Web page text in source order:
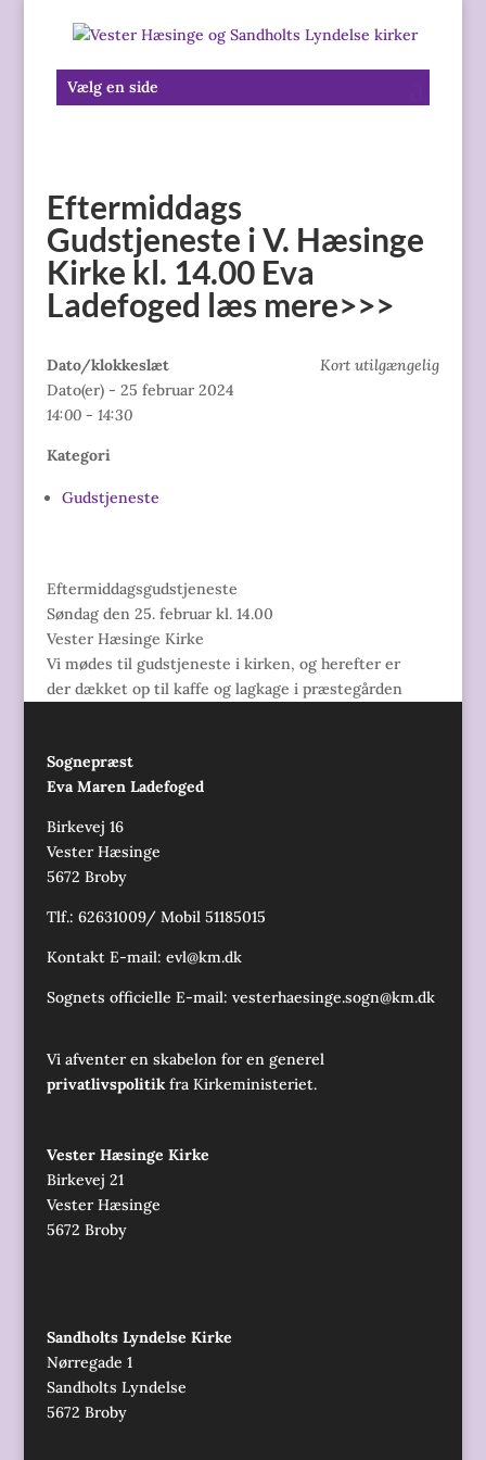
Vælg en side
Eftermiddags
Gudstjeneste i V. Hæsinge
Kirke kl. 14.00 Eva
Ladefoged læs mere>>>
Kort utilgængelig
Dato/klokkeslæt
Dato(er) - 25 februar 2024
14:00 - 14:30
Kategori
Gudstjeneste
Eftermiddagsgudstjeneste
Søndag den 25. februar kl. 14.00
Vester Hæsinge Kirke
Vi mødes til gudstjeneste i kirken, og herefter er
der dækket op til kaffe og lagkage i præstegården
Sognepræst
Eva Maren Ladefoged
Birkevej 16
Vester Hæsinge
5672 Broby
Tlf.: 62631009/ Mobil 51185015
Kontakt E-mail: evl@km.dk
Sognets officielle E-mail: vesterhaesinge.sogn@km.dk
Vi afventer en skabelon for en generel
privatlivspolitikfra Kirkeministeriet.
Vester Hæsinge Kirke
Birkevej 21
Vester Hæsinge
5672 Broby
Sandholts Lyndelse Kirke
Nørregade 1
Sandholts Lyndelse
5672 Broby